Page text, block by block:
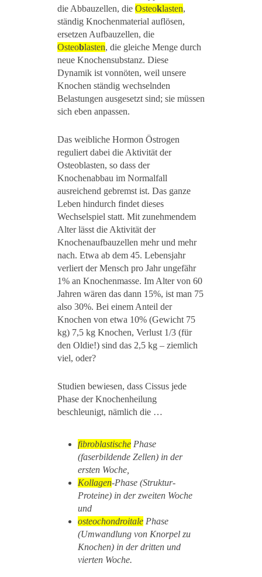
die Abbauzellen, die Osteoklasten,
ständig Knochenmaterial auflösen,
ersetzen Aufbauzellen, die
Osteoblasten, die gleiche Menge durch
neue Knochensubstanz. Diese
Dynamik ist vonnöten, weil unsere
Knochen ständig wechselnden
Belastungen ausgesetzt sind; sie müssen
sich eben anpassen.
Das weibliche Hormon Östrogen
reguliert dabei die Aktivität der
Osteoblasten, so dass der
Knochenabbau im Normalfall
ausreichend gebremst ist. Das ganze
Leben hindurch findet dieses
Wechselspiel statt. Mit zunehmendem
Alter lässt die Aktivität der
Knochenaufbauzellen mehr und mehr
nach. Etwa ab dem 45. Lebensjahr
verliert der Mensch pro Jahr ungefähr
1% an Knochenmasse. Im Alter von 60
Jahren wären das dann 15%, ist man 75
also 30%. Bei einem Anteil der
Knochen von etwa 10% (Gewicht 75
kg) 7,5 kg Knochen, Verlust 1/3 (für
den Oldie!) sind das 2,5 kg – ziemlich
viel, oder?
Studien bewiesen, dass Cissus jede
Phase der Knochenheilung
beschleunigt, nämlich die …
fibroblastische Phase
(faserbildende Zellen) in der
ersten Woche,
Kollagen-Phase (Struktur-
Proteine) in der zweiten Woche
und
osteochondroitale Phase
(Umwandlung von Knorpel zu
Knochen) in der dritten und
vierten Woche.